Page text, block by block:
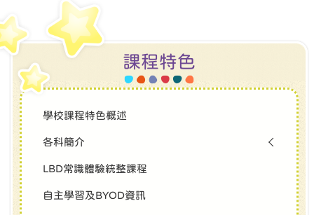
課程特色
學校課程特色概述
各科簡介
LBD常識體驗統整課程
自主學習及BYOD資訊